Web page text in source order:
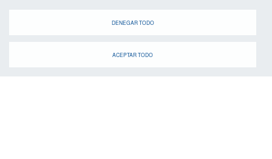
DENEGAR TODO
ACEPTAR TODO